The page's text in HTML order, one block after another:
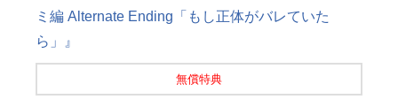
ミ編 Alternate Ending「もし正体がバレていた
ら」』
無償特典